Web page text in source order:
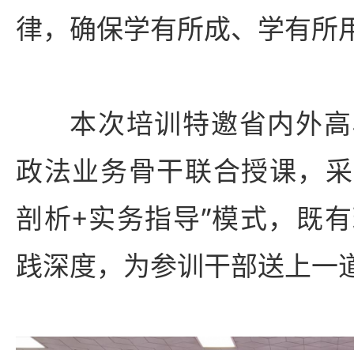
律，确保学有所成、学有所
本次培训特邀省内外
政法业务骨干联合授课，
剖析+实务指导”模式，既
践深度，为参训干部送上一